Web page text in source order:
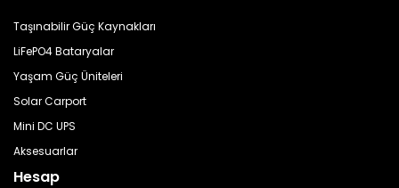
Taşınabilir Güç Kaynakları
LiFePO4 Bataryalar
Yaşam Güç Üniteleri
Solar Carport
Mini DC UPS
Aksesuarlar
Hesap